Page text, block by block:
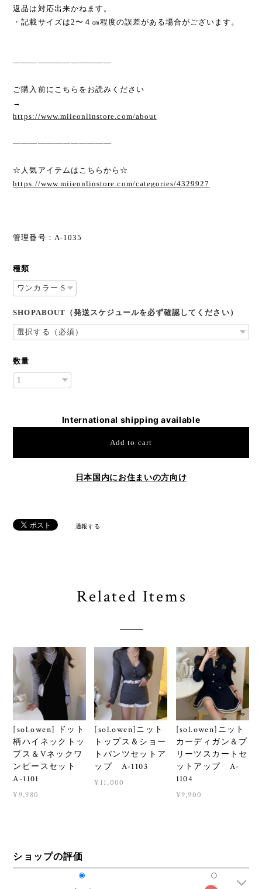
返品は対応出来かねます。
・記載サイズは2〜４㎝程度の誤差がある場合がございます。
————————————
ご購入前にこちらをお読みください
→
https://www.miieonlinstore.com/about
————————————
☆人気アイテムはこちらから☆
https://www.miieonlinstore.com/categories/4329927
管理番号：A-1035
種類
SHOPABOUT（発送スケジュールを必ず確認してください）
数量
International shipping available
Add to cart
日本国内にお住まいの方向け
通報する
Related Items
[sol.owen] ドット
柄ハイネックトッ
プス＆Vネックワ
ンピースセット
A-1101
¥9,980
[sol.owen]ニット
トップス＆ショー
トパンツセットア
ップ A-1103
¥11,000
[sol.owen]ニット
カーディガン＆プ
リーツスカートセ
ットアップ A-
1104
¥9,900
ショップの評価